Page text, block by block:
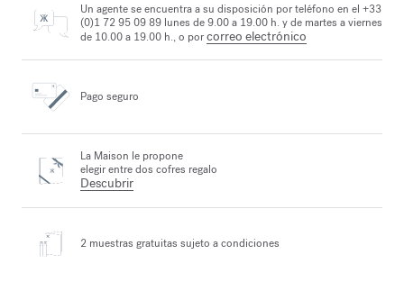
Un agente se encuentra a su disposición por teléfono en el +33
(0)1 72 95 09 89 lunes de 9.00 a 19.00 h. y de martes a viernes
de 10.00 a 19.00 h., o porcorreo electrónico
Pago seguro
La Maison le propone
elegir entre dos cofres regalo
Descubrir
2 muestras gratuitas sujeto a condiciones